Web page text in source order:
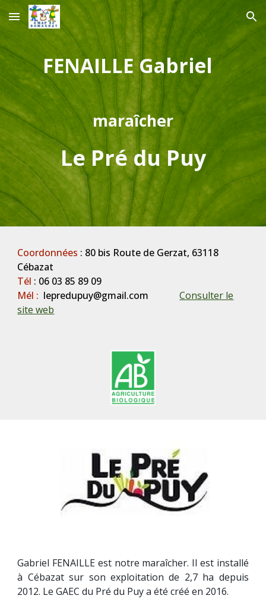
Skip to main content Skip to navigation
FENAILLE Gabriel
maraîcher
Le Pré du Puy
Coordonnées : 80 bis Route de Gerzat, 63118
Cébazat
Tél : 06 03 85 89 09
Mél : lepredupuy@gmail.com
Consulter le
site web
Gabriel FENAILLE est notre maraîcher. Il est installé
à Cébazat sur son exploitation de 2,7 ha depuis
2012. Le GAEC du Pré du Puy a été créé en 2016.